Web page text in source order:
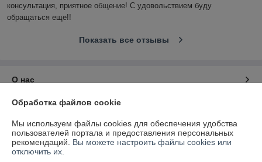
консультация, приятное общение! С удовольствием буду
обращаться еще!!
Показать все отзывы
О нас
Контакты
Доставка и оплата
Обработка файлов cookie
Мы используем файлы cookies для обеспечения удобства
пользователей портала и предоставления персональных
рекомендаций. Вы можете настроить файлы cookies или
отключить их.